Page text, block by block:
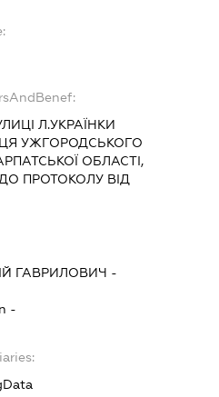
Л.УКРАЇНКИ
УЖГОРОДСЬКОГО
ОБЛАСТІ,
ПРОТОКОЛУ ВІД
ГАВРИЛОВИЧ -
-